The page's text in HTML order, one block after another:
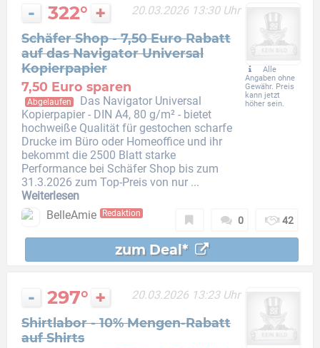
- 322° + 20.03.2026 13:30 Uhr
Schäfer Shop - 7,50 Euro Rabatt
auf das Navigator Universal
Kopierpapier
7,50 Euro sparen
Abgelaufen
Das Navigator Universal
Kopierpapier - DIN A4, 80 g/m² - bietet
hochweiße Qualität für gestochen scharfe
Drucke im Büro oder Homeoffice und ihr
bekommt die 2500 Blatt starke
Performance bei Schäfer Shop bis zum
31.3.2026 zum Top-Preis von nur ...
Weiterlesen
Alle
Angaben ohne
Gewähr. Preis
kann jetzt
höher sein.
BelleAmie Redaktion
0 42
zum Deal*
- 297° + 20.03.2026 13:23 Uhr
Shirtlabor - 10% Mengen-Rabatt
auf Shirts